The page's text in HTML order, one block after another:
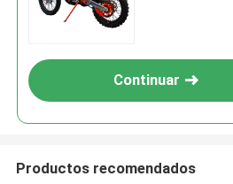
Continuar
Productos recomendados